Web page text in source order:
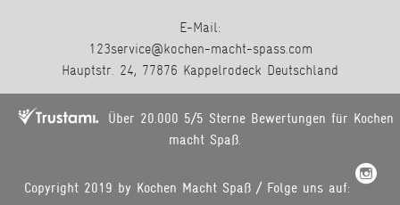
E-Mail:
123service@kochen-macht-spass.com
Hauptstr. 24, 77876 Kappelrodeck Deutschland
Über 20.000 5/5 Sterne Bewertungen für Kochen
macht Spaß.
Copyright 2019 by Kochen Macht Spaß / Folge uns auf: